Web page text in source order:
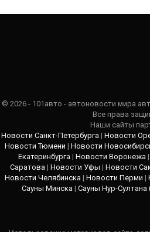
© 2026 - 101авто - автоновости мира
Все права
Наши сайты
Новости Санкт-Петербурга | Новости
Новости Тюмени | Новости
Екатеринбурга | Новости Воронежа |
Саратова | Новости Уфы | Новости
Новости Челябинска | Новости Перми |
Сауны Минска | Сауны Нур-Султана